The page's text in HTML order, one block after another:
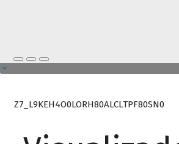
Z7_L9KEH4O0LORH80ALCLTPF80SN0